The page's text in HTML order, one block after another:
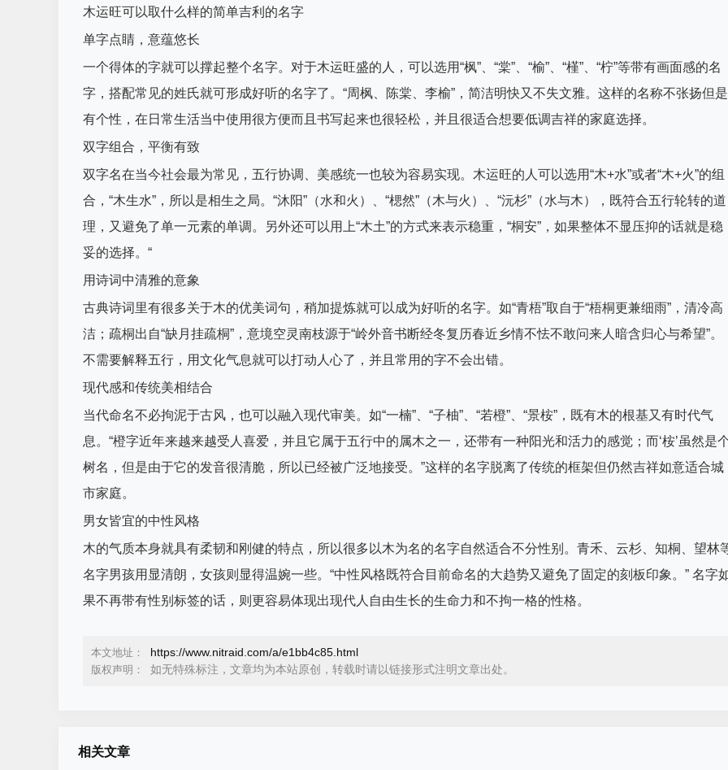
木运旺可以取什么样的简单吉利的名字
单字点睛，意蕴悠长
一个得体的字就可以撑起整个名字。对于木运旺盛的人，可以选用“枫”、“棠”、“榆”、“槿”、“柠”等带有画面感的名
字，搭配常见的姓氏就可形成好听的名字了。“周枫、陈棠、李榆”，简洁明快又不失文雅。这样的名称不张扬但是
有个性，在日常生活当中使用很方便而且书写起来也很轻松，并且很适合想要低调吉祥的家庭选择。
双字组合，平衡有致
双字名在当今社会最为常见，五行协调、美感统一也较为容易实现。木运旺的人可以选用“木+水”或者“木+火”的组
合，“木生水”，所以是相生之局。“沐阳”（水和火）、“楒然”（木与火）、“沅杉”（水与木），既符合五行轮转的道
理，又避免了单一元素的单调。另外还可以用上“木土”的方式来表示稳重，“桐安”，如果整体不显压抑的话就是稳
妥的选择。“
用诗词中清雅的意象
古典诗词里有很多关于木的优美词句，稍加提炼就可以成为好听的名字。如“青梧”取自于“梧桐更兼细雨”，清冷高
洁；疏桐出自“缺月挂疏桐”，意境空灵南枝源于“岭外音书断经冬复历春近乡情不怯不敢问来人暗含归心与希望”。
不需要解释五行，用文化气息就可以打动人心了，并且常用的字不会出错。
现代感和传统美相结合
当代命名不必拘泥于古风，也可以融入现代审美。如“一楠”、“子柚”、“若橙”、“景桉”，既有木的根基又有时代气
息。“橙字近年来越来越受人喜爱，并且它属于五行中的属木之一，还带有一种阳光和活力的感觉；而‘桉’虽然是
树名，但是由于它的发音很清脆，所以已经被广泛地接受。”这样的名字脱离了传统的框架但仍然吉祥如意适合城
市家庭。
男女皆宜的中性风格
木的气质本身就具有柔韧和刚健的特点，所以很多以木为名的名字自然适合不分性别。青禾、云杉、知桐、望林
名字男孩用显清朗，女孩则显得温婉一些。“中性风格既符合目前命名的大趋势又避免了固定的刻板印象。” 名字
果不再带有性别标签的话，则更容易体现出现代人自由生长的生命力和不拘一格的性格。
本文地址： https://www.nitraid.com/a/e1bb4c85.html
版权声明： 如无特殊标注，文章均为本站原创，转载时请以链接形式注明文章出处。
相关文章